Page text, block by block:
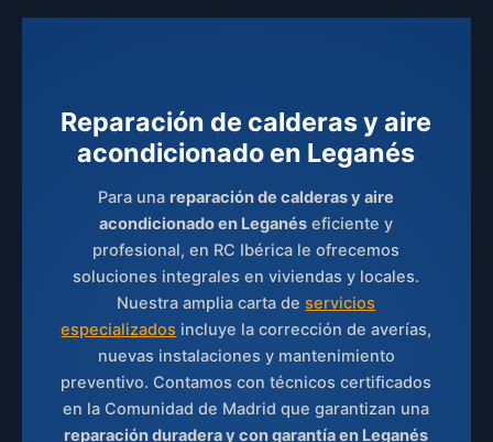
Reparación de calderas y aire
acondicionado en Leganés
Para una reparación de calderas y aire
acondicionado en Leganés eficiente y
profesional, en RC Ibérica le ofrecemos
soluciones integrales en viviendas y locales.
Nuestra amplia carta deservicios
especializados incluye la corrección de averías,
nuevas instalaciones y mantenimiento
preventivo. Contamos con técnicos certificados
en la Comunidad de Madrid que garantizan una
reparación duradera y con garantía en Leganés